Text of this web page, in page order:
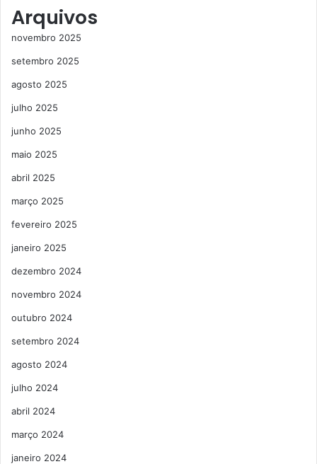
Arquivos
novembro 2025
setembro 2025
agosto 2025
julho 2025
junho 2025
maio 2025
abril 2025
março 2025
fevereiro 2025
janeiro 2025
dezembro 2024
novembro 2024
outubro 2024
setembro 2024
agosto 2024
julho 2024
abril 2024
março 2024
janeiro 2024